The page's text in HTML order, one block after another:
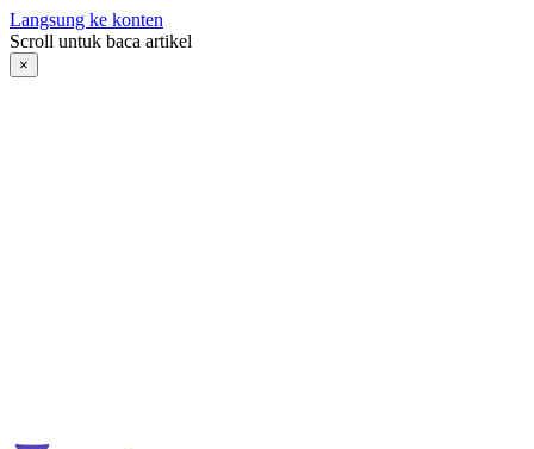
Langsung ke konten
Scroll untuk baca artikel
×